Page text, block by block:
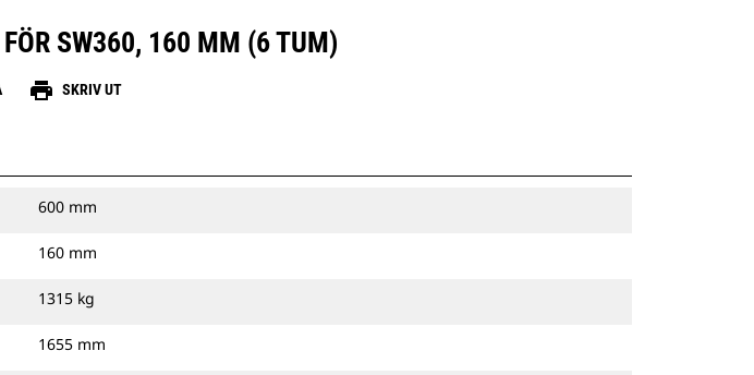
SW360, 160 MM (6 TUM)
print SKRIV UT
600 mm
160 mm
1315 kg
1655 mm